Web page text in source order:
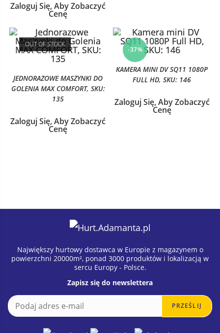
Zaloguj Się, Aby Zobaczyć
Cenę
OUT OF STOCK
JEDNORAZOWE MASZYNKI DO
GOLENIA MAX COMFORT, SKU:
135
Zaloguj Się, Aby Zobaczyć
Cenę
-37%
KAMERA MINI DV SQ11 1080P
FULL HD, SKU: 146
Zaloguj Się, Aby Zobaczyć
Cenę
Największy hurtowy dostawca w Europie z magazynem o
powierzchni 20000m², ponad 3000 produktów i lokalizacją w
sercu Europy - Polsce.
Zapisz się do newslettera
a
i
E
m
PRZEŚLIJ